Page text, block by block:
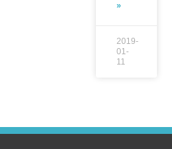
»
2019-
01-
11